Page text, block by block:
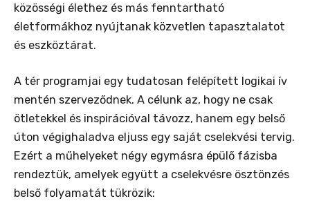
közösségi élethez és más fenntartható
életformákhoz nyújtanak közvetlen tapasztalatot
és eszköztárat.
A tér programjai egy tudatosan felépített logikai ív
mentén szerveződnek. A célunk az, hogy ne csak
ötletekkel és inspirációval távozz, hanem egy belső
úton végighaladva eljuss egy saját cselekvési tervig.
Ezért a műhelyeket négy egymásra épülő fázisba
rendeztük, amelyek együtt a cselekvésre ösztönzés
belső folyamatát tükrözik: